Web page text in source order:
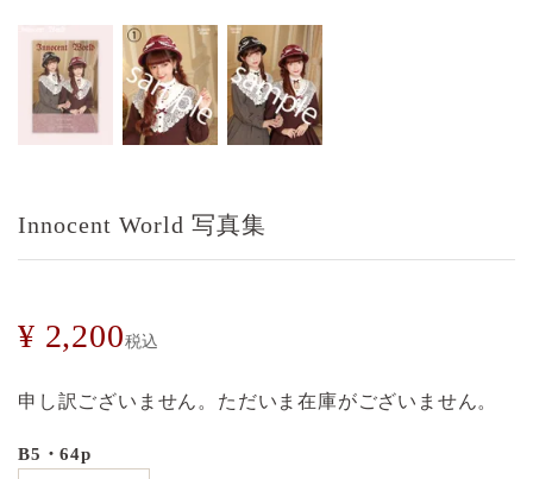
Innocent World 写真集
¥ 2,200税込
申し訳ございません。ただいま在庫がございません。
B5・64p